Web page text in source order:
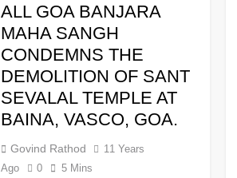
ALL GOA BANJARA
MAHA SANGH
CONDEMNS THE
DEMOLITION OF SANT
SEVALAL TEMPLE AT
BAINA, VASCO, GOA.
Govind Rathod
11 Years
Ago
0 5 Mins